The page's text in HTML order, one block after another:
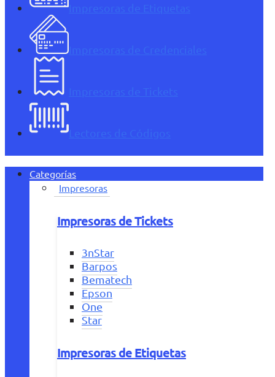
Impresoras de Etiquetas
Impresoras de Credenciales
Impresoras de Tickets
Lectores de Códigos
Categorías
Impresoras
Impresoras de Tickets
3nStar
Barpos
Bematech
Epson
One
Star
Impresoras de Etiquetas